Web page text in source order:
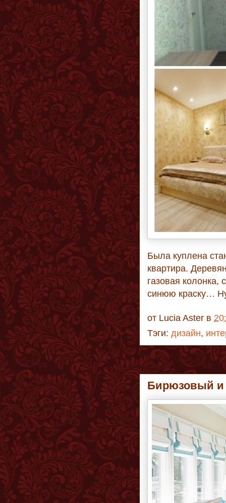
Была куплена
квартира.
газовая
синюю краску…
от Lucia Aster в
Тэги: дизайн,
Бирюзовый и